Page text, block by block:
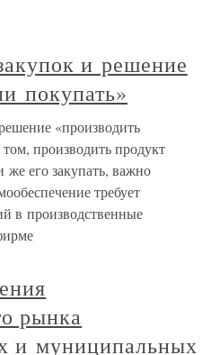
и решение
покупать»
«производить
производить продукт
его закупать, важно
требует
в производственные
рынка
и муниципальных